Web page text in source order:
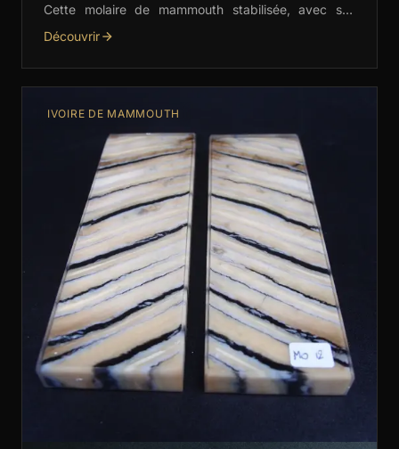
Cette molaire de mammouth stabilisée, avec ses
motifs crème élégants, est idéale pour les manches
Découvrir
IVOIRE DE MAMMOUTH